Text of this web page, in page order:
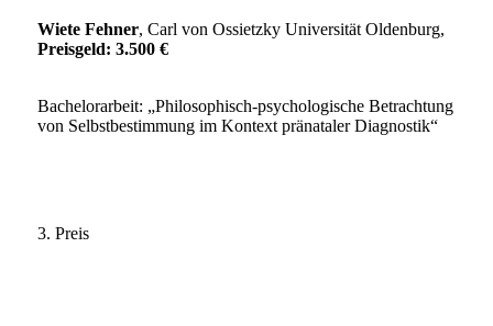
Wiete Fehner, Carl von Ossietzky Universität Oldenburg,
Preisgeld: 3.500 €
Bachelorarbeit: „Philosophisch-psychologische Betrachtung
von Selbstbestimmung im Kontext pränataler Diagnostik“
3. Preis